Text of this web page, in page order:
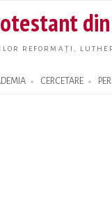
main
REFORMAȚI,
CERCETARE